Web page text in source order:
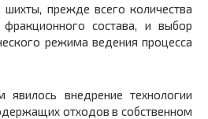
прежде всего количества
состава, и выбор
режима ведения процесса
внедрение технологии
отходов в собственном